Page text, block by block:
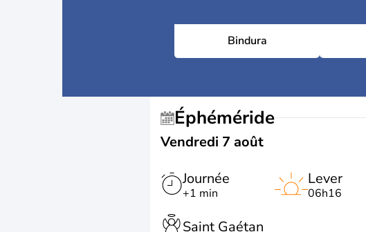
Bindura
Éphéméride
Vendredi 7 août
Journée
+1 min
Lever
06h16
Saint Gaétan